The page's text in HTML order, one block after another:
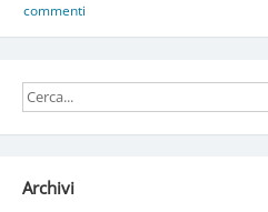
commenti
Archivi